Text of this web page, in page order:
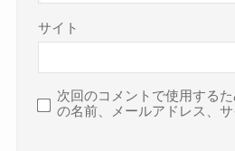
サイト
次回のコメントで使用する
の名前、メールアドレス、サ